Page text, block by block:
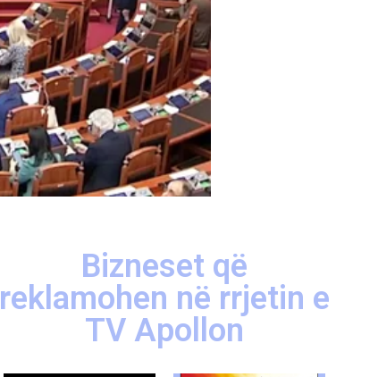
Bizneset që
reklamohen në rrjetin e
TV Apollon